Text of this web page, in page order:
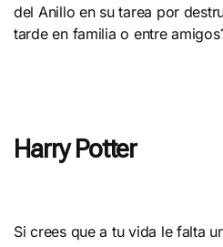
del Anillo en su tarea por
tarde en familia o entre
Harry Potter
Si crees que a tu vida le falta